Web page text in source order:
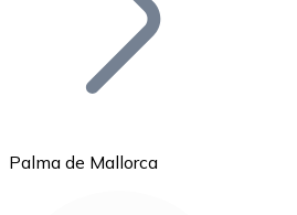
Palma de Mallorca